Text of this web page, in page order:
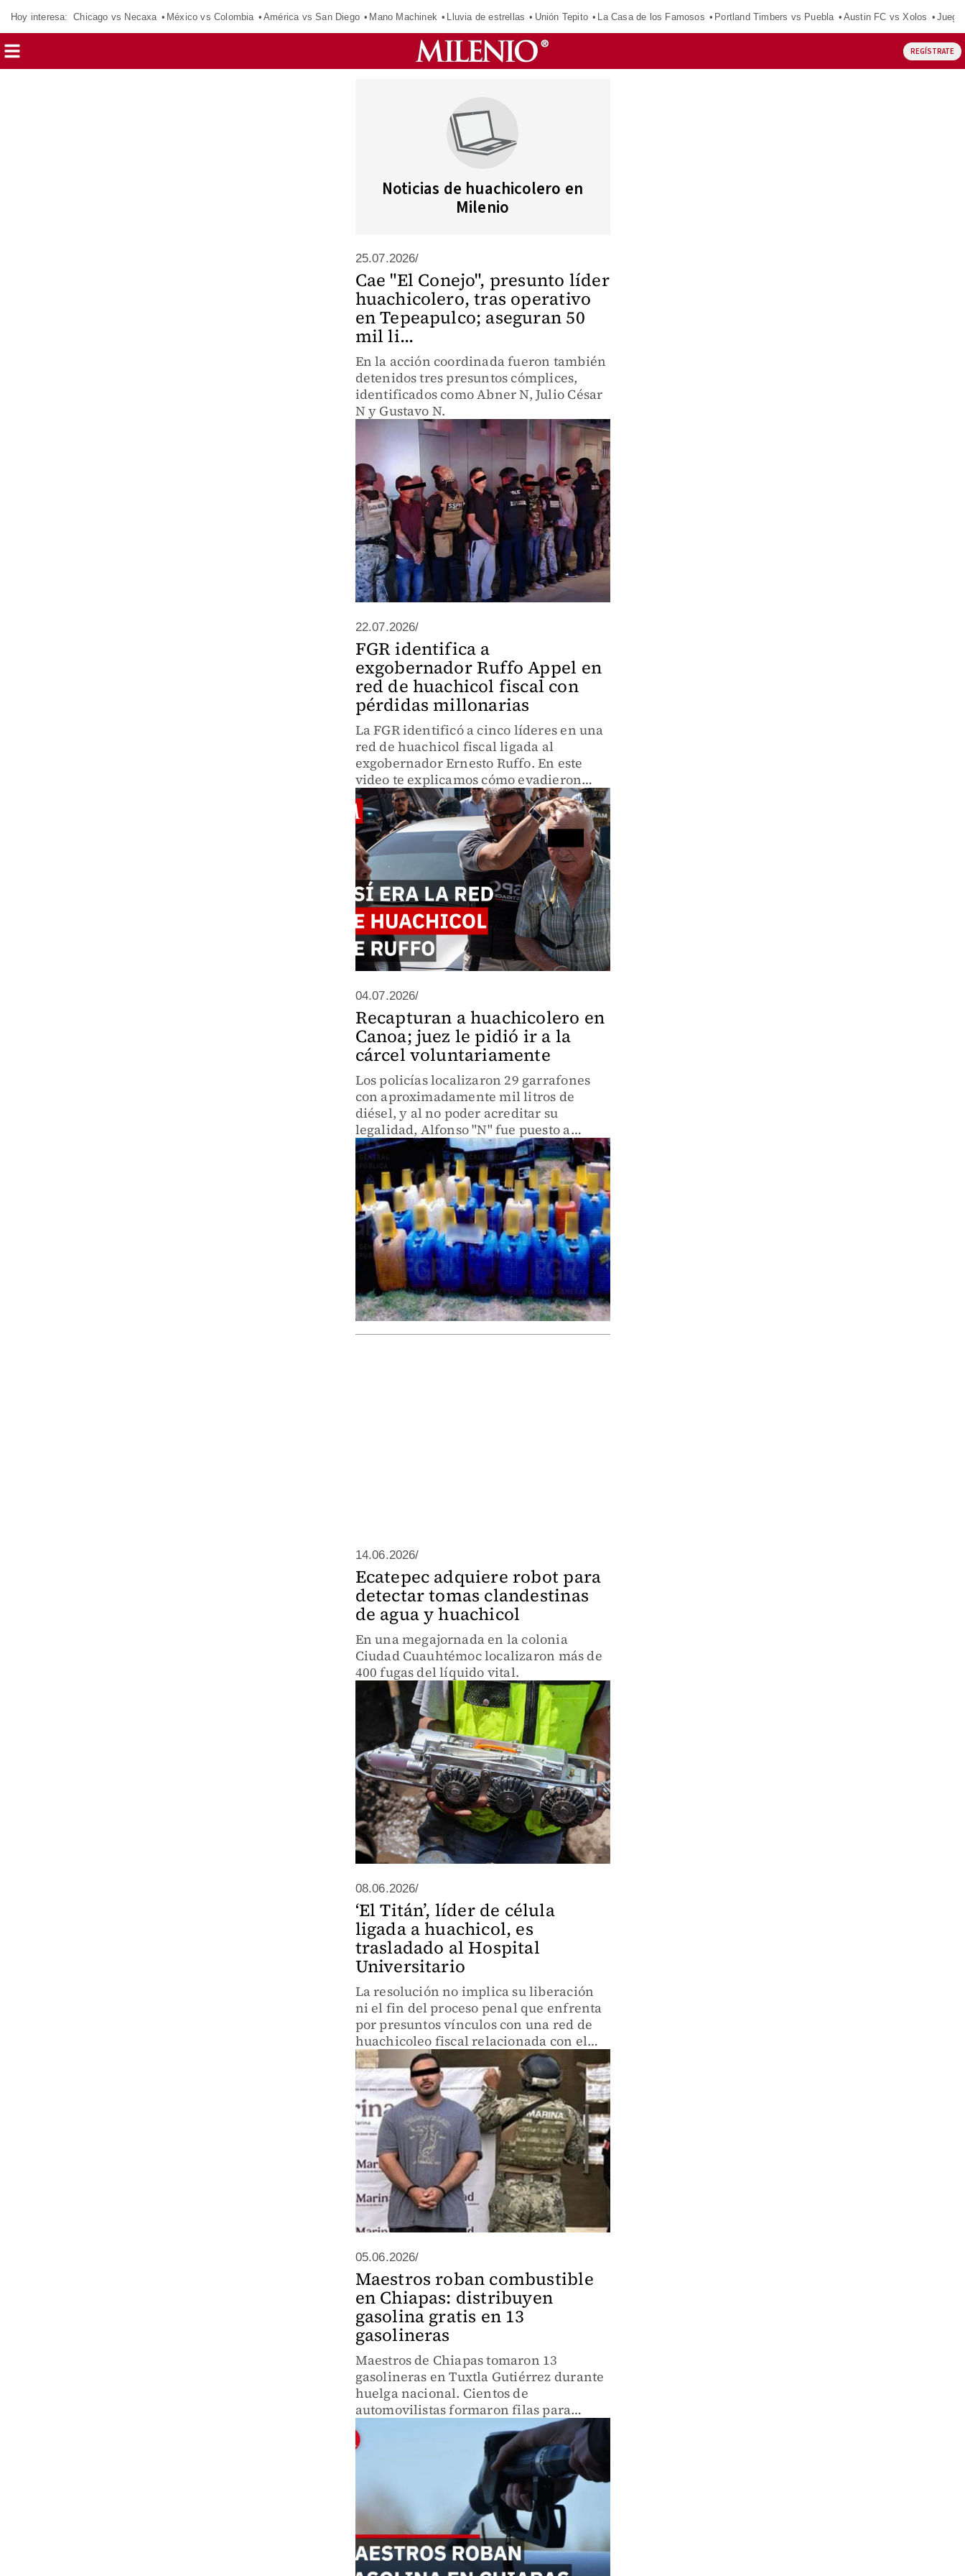
Hoy interesa: Chicago vs Necaxa México vs Colombia América vs San Diego Mano Machinek Lluvia de estrellas Unión Tepito La Casa de los Famosos Portland Timbers vs Puebla Austin FC vs Xolos
REGÍSTRATE
Noticias de huachicolero en
Milenio
25.07.2026/
Cae "El Conejo", presunto líder
huachicolero, tras operativo
en Tepeapulco; aseguran 50
mil li...
En la acción coordinada fueron también
detenidos tres presuntos cómplices,
identificados como Abner N, Julio César
N y Gustavo N.
22.07.2026/
FGR identifica a
exgobernador Ruffo Appel en
red de huachicol fiscal con
pérdidas millonarias
La FGR identificó a cinco líderes en una
red de huachicol fiscal ligada al
exgobernador Ernesto Ruffo. En este
video te explicamos cómo evadieron
más de 166 millones de pesos al
importar gasolina desde Estados Unidos
mediante empresas aduanales.
04.07.2026/
Recapturan a huachicolero en
Canoa; juez le pidió ir a la
cárcel voluntariamente
Los policías localizaron 29 garrafones
con aproximadamente mil litros de
diésel, y al no poder acreditar su
legalidad, Alfonso "N" fue puesto a
disposición del Ministerio Público.
14.06.2026/
Ecatepec adquiere robot para
detectar tomas clandestinas
de agua y huachicol
En una megajornada en la colonia
Ciudad Cuauhtémoc localizaron más de
400 fugas del líquido vital.
08.06.2026/
‘El Titán’, líder de célula
ligada a huachicol, es
trasladado al Hospital
Universitario
La resolución no implica su liberación
ni el fin del proceso penal que enfrenta
por presuntos vínculos con una red de
huachicoleo fiscal relacionada con el
Cártel del Noreste.
05.06.2026/
Maestros roban combustible
en Chiapas: distribuyen
gasolina gratis en 13
gasolineras
Maestros de Chiapas tomaron 13
gasolineras en Tuxtla Gutiérrez durante
huelga nacional. Cientos de
automovilistas formaron filas para
combustible mientras sector
empresarial denuncia pérdidas de 3